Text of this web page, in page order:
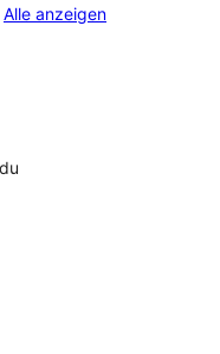
Alle Rezensionen
anzeigen